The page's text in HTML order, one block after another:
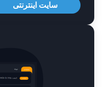
سایت اینترنتی